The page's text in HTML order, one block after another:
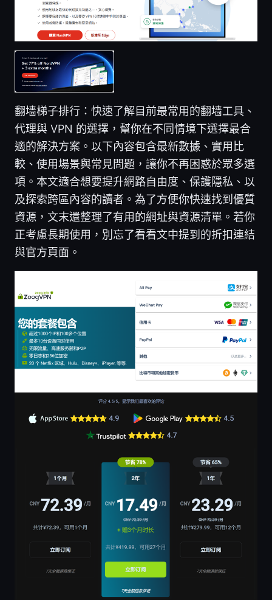
翻墙梯子排行：快速了解目前最常用的翻墙工具、
代理與 VPN 的選擇，幫你在不同情境下選擇最合
適的解決方案。以下內容包含最新數據、實用比
較、使用場景與常見問題，讓你不再困惑於眾多選
項。本文適合想要提升網路自由度、保護隱私、以
及探索跨區內容的讀者。為了方便你快速找到優質
資源，文末還整理了有用的網址與資源清單。若你
正考慮長期使用，別忘了看看文中提到的折扣連結
與官方頁面。